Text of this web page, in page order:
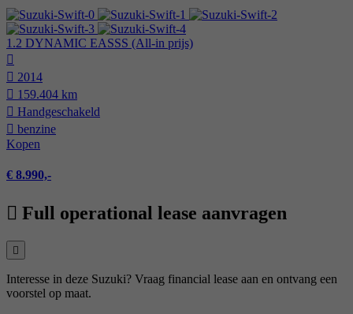
1.2 DYNAMIC EASSS (All-in prijs)
2014
159.404 km
Hand­geschakeld
benzine
Kopen
€ 8.990,-
Full operational lease aanvragen
Interesse in deze Suzuki? Vraag financial lease aan en ontvang een
voorstel op maat.